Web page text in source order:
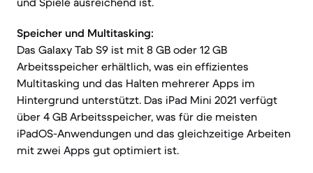
Speicher und Multitasking:
Das Galaxy Tab S9 ist mit 8 GB oder 12 GB
Arbeitsspeicher erhältlich, was ein effizientes
Multitasking und das Halten mehrerer Apps im
Hintergrund unterstützt. Das iPad Mini 2021 verfügt
über 4 GB Arbeitsspeicher, was für die meisten
iPadOS-Anwendungen und das gleichzeitige Arbeiten
mit zwei Apps gut optimiert ist.